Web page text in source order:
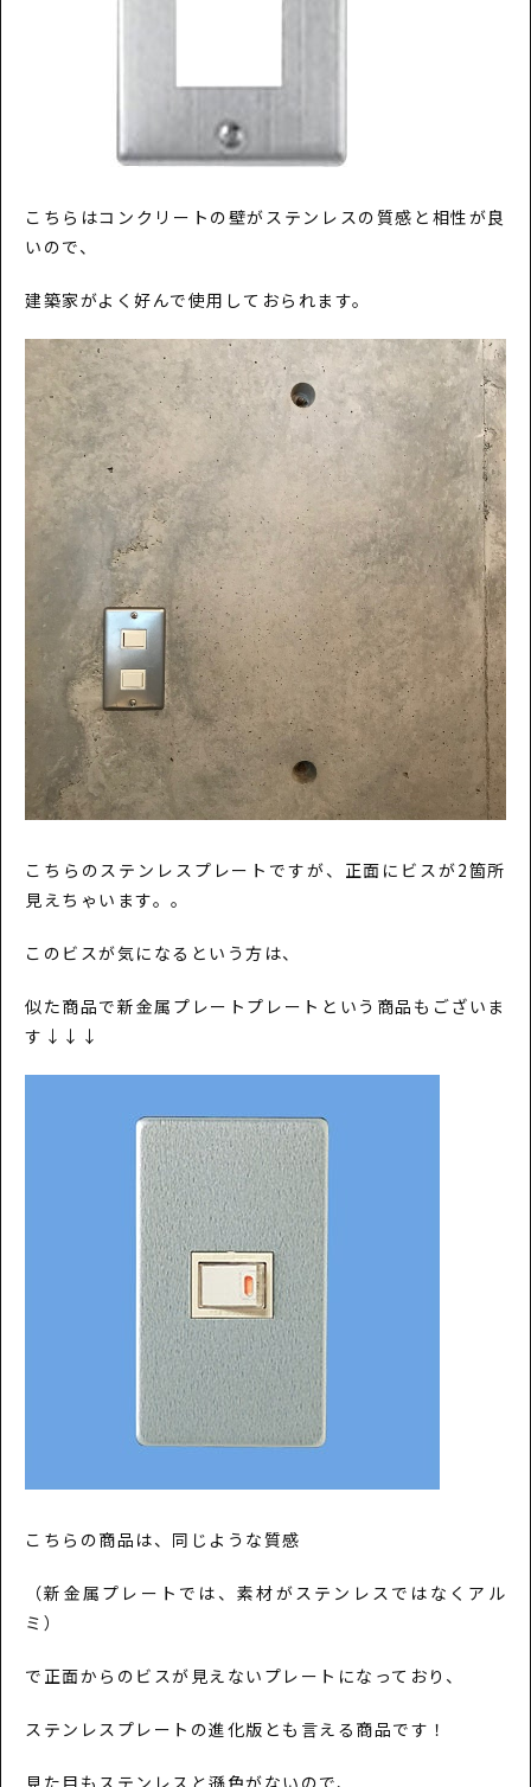
こちらはコンクリートの壁がステンレスの質感と相性が良
いので、
建築家がよく好んで使用しておられます。
こちらのステンレスプレートですが、正面にビスが2箇所
見えちゃいます。。
このビスが気になるという方は、
似た商品で新金属プレートプレートという商品もございま
す↓↓↓
こちらの商品は、同じような質感
（新金属プレートでは、素材がステンレスではなくアル
ミ）
で正面からのビスが見えないプレートになっており、
ステンレスプレートの進化版とも言える商品です！